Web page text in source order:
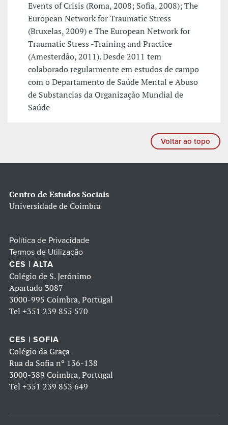
Events of Crisis (Roma, 2008; Sofia, 2008); The
European Network for Traumatic Stress
(Bruxelas, 2009) e The European Network for
Traumatic Stress -Training and Practice
(Amesterdão, 2011). Desde 2011 tem
colaborado regularmente em estudos de campo
com o Departamento de Saúde Mental e Abuso
de Substancias da Organização Mundial de
Saúde
Voltar ao topo
Centro de Estudos Sociais
Universidade de Coimbra
Política de Privacidade
Termos de Utilização
CES | ALTA
Colégio de S. Jerónimo
Apartado 3087
3000-995 Coimbra, Portugal
Tel +351 239 855 570
CES | SOFIA
Colégio da Graça
Rua da Sofia nº 136-138
3000-389 Coimbra, Portugal
Tel +351 239 853 649